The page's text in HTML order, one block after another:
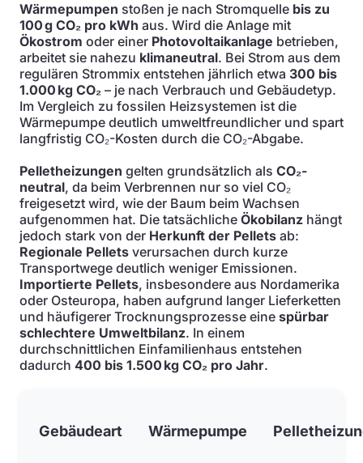
Wärmepumpen stoßen je nach Stromquelle bis zu
100 g CO₂ pro kWh aus. Wird die Anlage mit
Ökostrom oder einer Photovoltaikanlage betrieben,
arbeitet sie nahezu klimaneutral. Bei Strom aus dem
regulären Strommix entstehen jährlich etwa 300 bis
1.000 kg CO₂ – je nach Verbrauch und Gebäudetyp.
Im Vergleich zu fossilen Heizsystemen ist die
Wärmepumpe deutlich umweltfreundlicher und spart
langfristig CO₂-Kosten durch die CO₂-Abgabe.
Pelletheizungen gelten grundsätzlich als CO₂-
neutral, da beim Verbrennen nur so viel CO₂
freigesetzt wird, wie der Baum beim Wachsen
aufgenommen hat. Die tatsächliche Ökobilanz hängt
jedoch stark von der Herkunft der Pellets ab:
Regionale Pellets verursachen durch kurze
Transportwege deutlich weniger Emissionen.
Importierte Pellets, insbesondere aus Nordamerika
oder Osteuropa, haben aufgrund langer Lieferketten
und häufigerer Trocknungsprozesse eine spürbar
schlechtere Umweltbilanz. In einem
durchschnittlichen Einfamilienhaus entstehen
dadurch 400 bis 1.500 kg CO₂ pro Jahr.
Gebäudeart Wärmepumpe